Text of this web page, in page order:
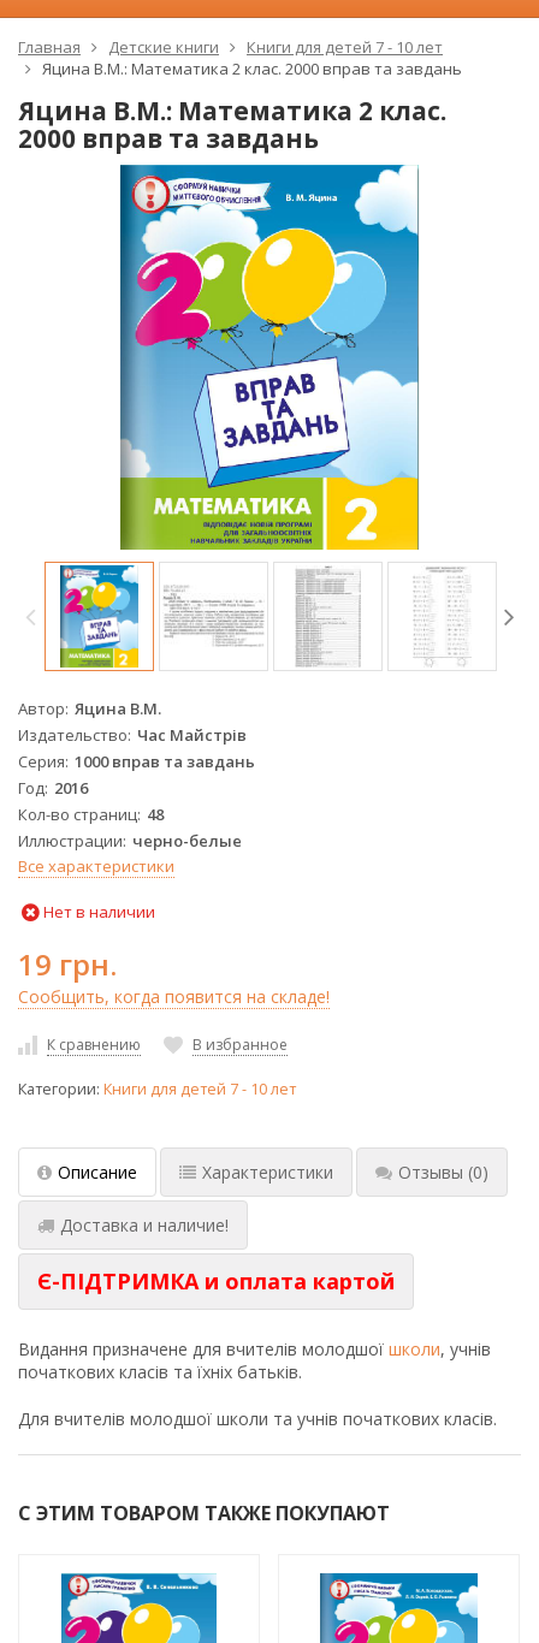
Главная Детские книги
Книги для детей 7 - 10 лет
Яцина В.М.: Математика 2 клас. 2000 вправ та завдань
Яцина В.М.: Математика 2 клас.
2000 вправ та завдань
Автор Яцина В.М.
Издательство Час Майстрів
Серия 1000 вправ та завдань
Год 2016
Кол-во страниц 48
Иллюстрации черно-белые
Все характеристики
Нет в наличии
19 грн.
Сообщить, когда появится на складе!
К сравнению В избранное
Категории: Книги для детей 7 - 10 лет
Описание Характеристики Отзывы (0)
Доставка и наличие!
Є-ПІДТРИМКА и оплата картой
Видання призначене для вчителів молодшої школи, учнів
початкових класів та їхніх батьків.
Для вчителів молодшої школи та учнів початкових класів.
С ЭТИМ ТОВАРОМ ТАКЖЕ ПОКУПАЮТ